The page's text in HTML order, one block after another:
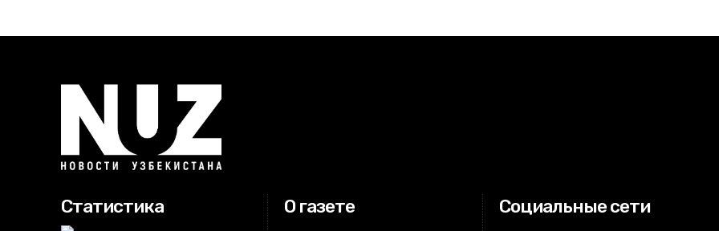
Статистика О газете Социальные сети